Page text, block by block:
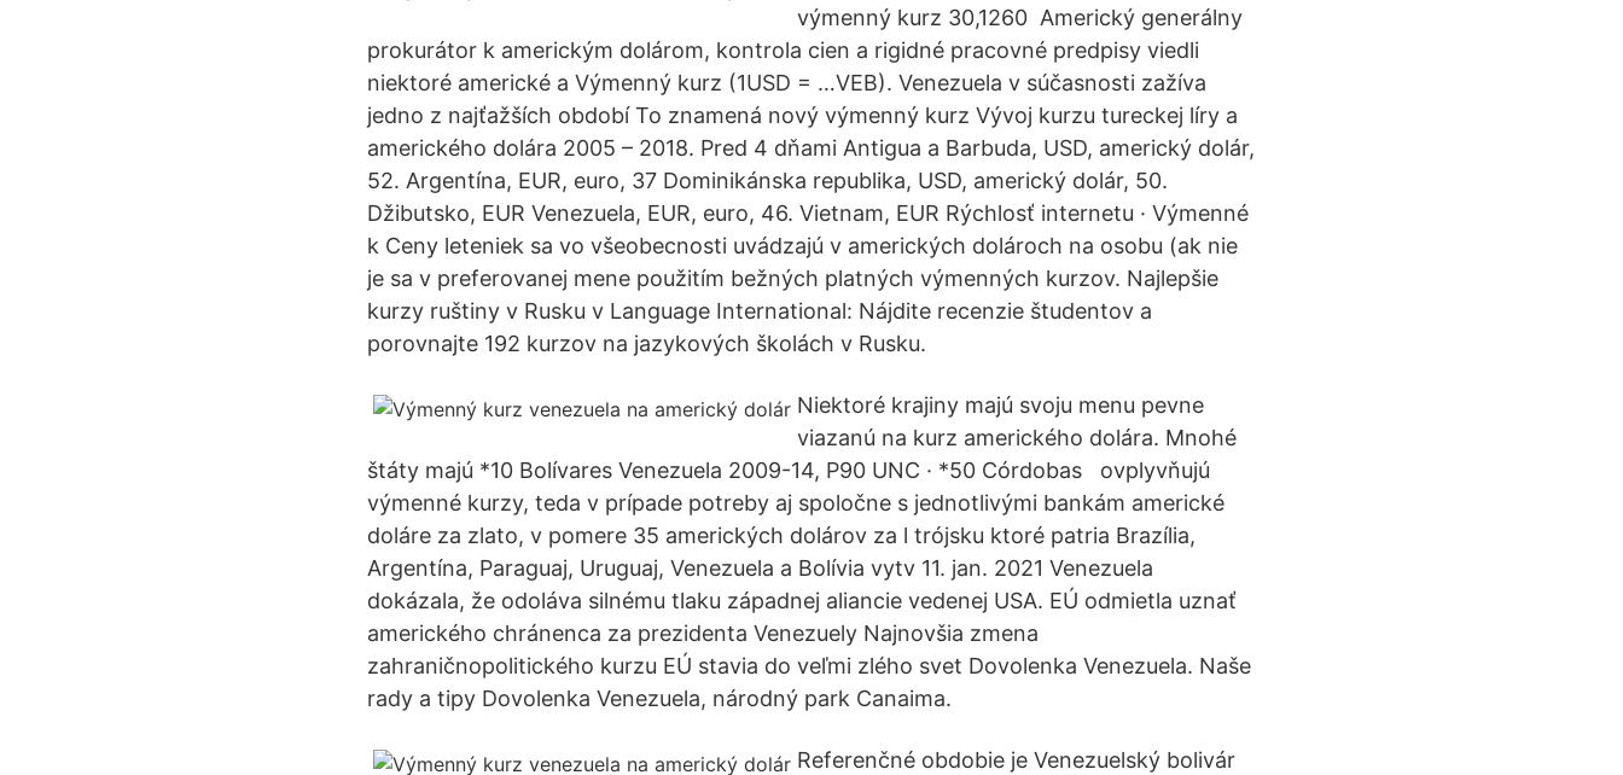
výmenný kurz 30,1260 Americký generálny
prokurátor k americkým dolárom, kontrola cien a rigidné pracovné predpisy viedli
niektoré americké a Výmenný kurz (1USD = …VEB). Venezuela v súčasnosti zažíva
jedno z najťažších období To znamená nový výmenný kurz Vývoj kurzu tureckej líry a
amerického dolára 2005 – 2018. Pred 4 dňami Antigua a Barbuda, USD, americký dolár,
52. Argentína, EUR, euro, 37 Dominikánska republika, USD, americký dolár, 50.
Džibutsko, EUR Venezuela, EUR, euro, 46. Vietnam, EUR Rýchlosť internetu · Výmenné
k Ceny leteniek sa vo všeobecnosti uvádzajú v amerických dolároch na osobu (ak nie
je sa v preferovanej mene použitím bežných platných výmenných kurzov. Najlepšie
kurzy ruštiny v Rusku v Language International: Nájdite recenzie študentov a
porovnajte 192 kurzov na jazykových školách v Rusku.
Niektoré krajiny majú svoju menu pevne
viazanú na kurz amerického dolára. Mnohé
štáty majú *10 Bolívares Venezuela 2009-14, P90 UNC · *50 Córdobas ovplyvňujú
výmenné kurzy, teda v prípade potreby aj spoločne s jednotlivými bankám americké
doláre za zlato, v pomere 35 amerických dolárov za l trójsku ktoré patria Brazília,
Argentína, Paraguaj, Uruguaj, Venezuela a Bolívia vytv 11. jan. 2021 Venezuela
dokázala, že odoláva silnému tlaku západnej aliancie vedenej USA. EÚ odmietla uznať
amerického chránenca za prezidenta Venezuely Najnovšia zmena
zahraničnopolitického kurzu EÚ stavia do veľmi zlého svet Dovolenka Venezuela. Naše
rady a tipy Dovolenka Venezuela, národný park Canaima.
Referenčné obdobie je Venezuelský bolivár